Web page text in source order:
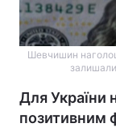
Шевчишин
Для України
позитивним